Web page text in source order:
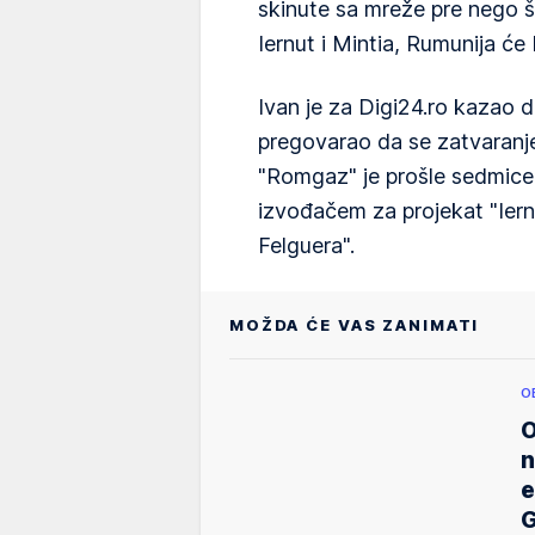
skinute sa mreže pre nego
Iernut i Mintia, Rumunija
Ivan je za Digi24.ro kazao
pregovarao da se
"Romgaz" je prošle
izvođačem za projekat
Felguera".
MOŽDA ĆE VAS ZANIMATI